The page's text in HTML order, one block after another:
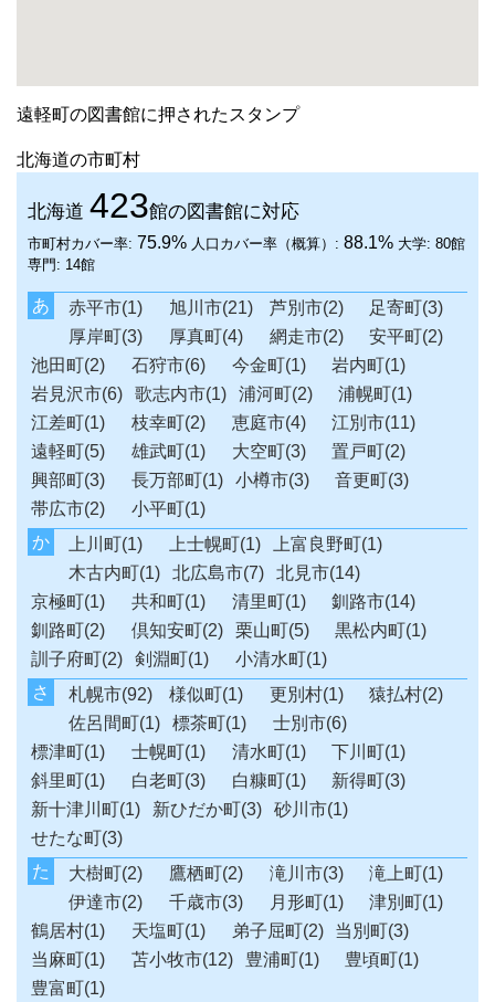
遠軽町の図書館に押されたスタンプ
北海道の市町村
北海道 423館の図書館に対応
市町村カバー率: 75.9% 人口カバー率（概算）: 88.1% 大学: 80館
専門: 14館
あ 赤平市(1) 旭川市(21) 芦別市(2)
足寄町(3)
厚岸町(3)
厚真町(4) 網走市(2)
安平町(2)
池田町(2)
石狩市(6) 今金町(1)
岩内町(1)
岩見沢市(6)
歌志内市(1) 浦河町(2)
浦幌町(1)
江差町(1)
枝幸町(2) 恵庭市(4)
江別市(11)
遠軽町(5)
雄武町(1) 大空町(3)
置戸町(2)
興部町(3)
長万部町(1) 小樽市(3)
音更町(3)
帯広市(2)
小平町(1)
か
上川町(1) 上士幌町(1)
上富良野町(1)
木古内町(1)
北広島市(7)
北見市(14)
京極町(1)
共和町(1) 清里町(1)
釧路市(14)
釧路町(2)
倶知安町(2) 栗山町(5)
黒松内町(1)
訓子府町(2)
剣淵町(1)
小清水町(1)
さ
札幌市(92) 様似町(1) 更別村(1)
猿払村(2)
佐呂間町(1)
標茶町(1)
士別市(6)
標津町(1)
士幌町(1) 清水町(1)
下川町(1)
斜里町(1)
白老町(3) 白糠町(1)
新得町(3)
新十津川町(1)
新ひだか町(3)
砂川市(1)
せたな町(3)
た
大樹町(2) 鷹栖町(2) 滝川市(3)
滝上町(1)
伊達市(2)
千歳市(3) 月形町(1)
津別町(1)
鶴居村(1)
天塩町(1) 弟子屈町(2)
当別町(3)
当麻町(1)
苫小牧市(12) 豊浦町(1)
豊頃町(1)
豊富町(1)